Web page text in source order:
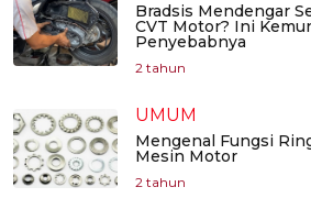
Bradsis Mendengar
CVT Motor? Ini
Penyebabnya
2 tahun
UMUM
Mengenal Fungsi
Mesin Motor
2 tahun